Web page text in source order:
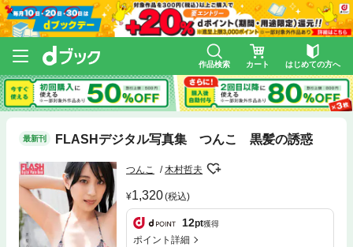
作品検索 カート はじめての方へ
最新刊 FLASHデジタル写真集 つんこ 黒髪の誘惑
つんこ 木村哲夫
1,320(税込)
12pt獲得
ポイント詳細